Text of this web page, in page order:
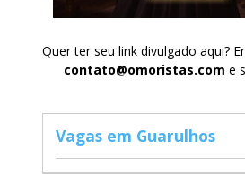
Quer ter seu link divulgado aqui?
contato@omoristas.com e
Vagas em Guarulhos